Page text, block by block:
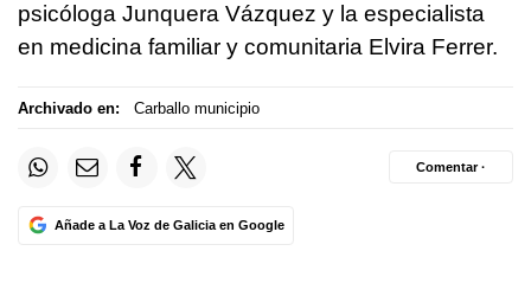
psicóloga Junquera Vázquez y la especialista
en medicina familiar y comunitaria Elvira Ferrer.
Archivado en: Carballo municipio
Añade a La Voz de Galicia en Google
Comentar ·